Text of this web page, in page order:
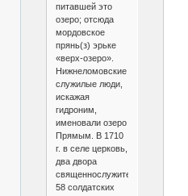
питавшей это
озеро; отсюда
мордовское
прянь(з) эрьке
«верх-озеро».
Нижнеломовские
служилые люди,
искажая
гидроним,
именовали озеро
Прямым. В 1710
г. в селе церковь,
два двора
священнослужителей,
58 солдатских